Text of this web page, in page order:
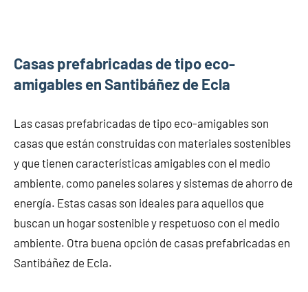
Casas prefabricadas de tipo eco-
amigables en Santibáñez de Ecla
Las casas prefabricadas de tipo eco-amigables son
casas que están construidas con materiales sostenibles
y que tienen características amigables con el medio
ambiente, como paneles solares y sistemas de ahorro de
energía. Estas casas son ideales para aquellos que
buscan un hogar sostenible y respetuoso con el medio
ambiente. Otra buena opción de casas prefabricadas en
Santibáñez de Ecla.